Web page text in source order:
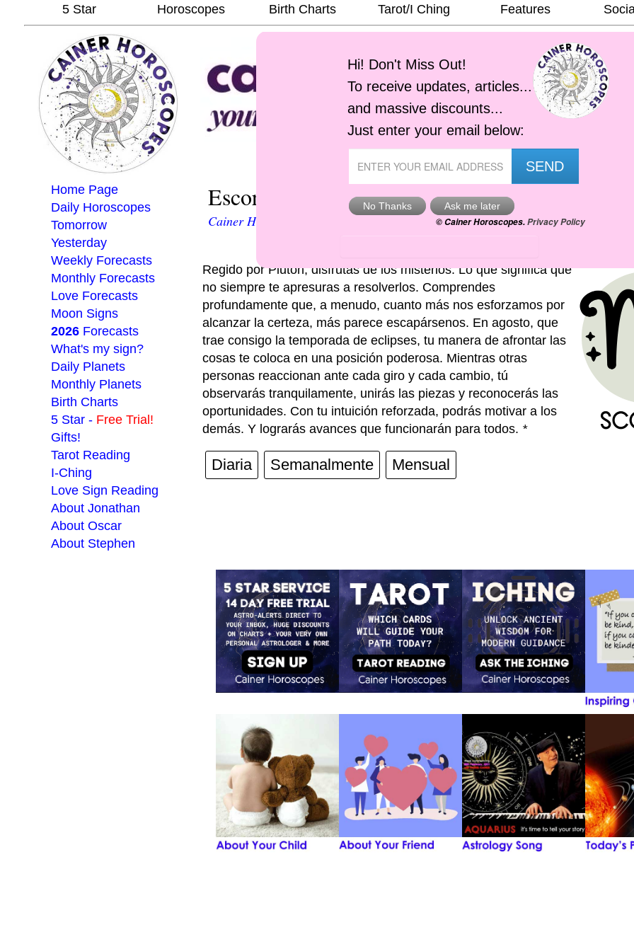
5 Star Horoscopes Birth Charts Tarot/I Ching Features
Home Page
Daily Horoscopes
Tomorrow
Yesterday
Weekly Forecasts
Monthly Forecasts
Love Forecasts
Moon Signs
2026 Forecasts
What's my sign?
Daily Planets
Monthly Planets
Birth Charts
5 Star - Free Trial!
Gifts!
Tarot Reading
I-Ching
Love Sign Reading
About Jonathan
About Oscar
About Stephen
Escorpio, August 2026
Cainer Horoscopes
Regido por Plutón, disfrutas de los misterios. Lo que significa que
no siempre te apresuras a resolverlos. Comprendes
profundamente que, a menudo, cuanto más nos esforzamos por
alcanzar la certeza, más parece escapársenos. En agosto, que
trae consigo la temporada de eclipses, tu manera de afrontar las
cosas te coloca en una posición poderosa. Mientras otras
personas reaccionan ante cada giro y cada cambio, tú
observarás tranquilamente, unirás las piezas y reconocerás las
oportunidades. Con tu intuición reforzada, podrás motivar a los
demás. Y lograrás avances que funcionarán para todos. *
Diaria Semanalmente Mensual